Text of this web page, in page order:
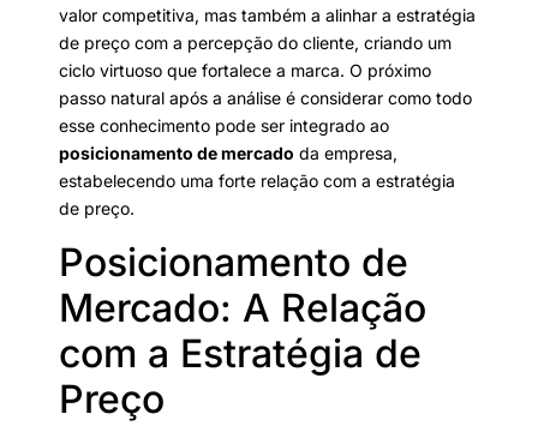
valor competitiva, mas também a alinhar a estratégia
de preço com a percepção do cliente, criando um
ciclo virtuoso que fortalece a marca. O próximo
passo natural após a análise é considerar como todo
esse conhecimento pode ser integrado ao
posicionamento de mercado da empresa,
estabelecendo uma forte relação com a estratégia
de preço.
Posicionamento de
Mercado: A Relação
com a Estratégia de
Preço